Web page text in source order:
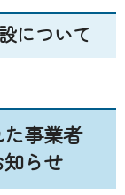
について
事業者
らせ